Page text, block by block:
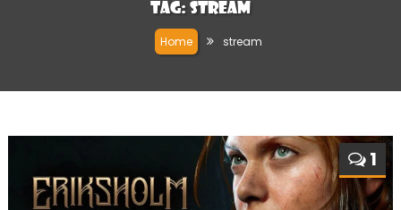
Tag: stream
Home stream
1